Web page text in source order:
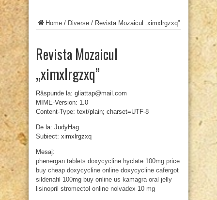
Home / Diverse / Revista Mozaicul „ximxlrgzxq”
Revista Mozaicul
„ximxlrgzxq”
Răspunde la: gliattap@mail.com
MIME-Version: 1.0
Content-Type: text/plain; charset=UTF-8
De la: JudyHag
Subiect: ximxlrgzxq
Mesaj:
phenergan tablets doxycycline hyclate 100mg price
buy cheap doxycycline online doxycycline cafergot
sildenafil 100mg buy online us kamagra oral jelly
lisinopril stromectol online nolvadex 10 mg